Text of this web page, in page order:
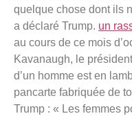
quelque chose dont ils
a déclaré Trump. un
au cours de ce mois
Kavanaugh, le
d’un homme est en
pancarte fabriquée de
Trump : « Les femmes